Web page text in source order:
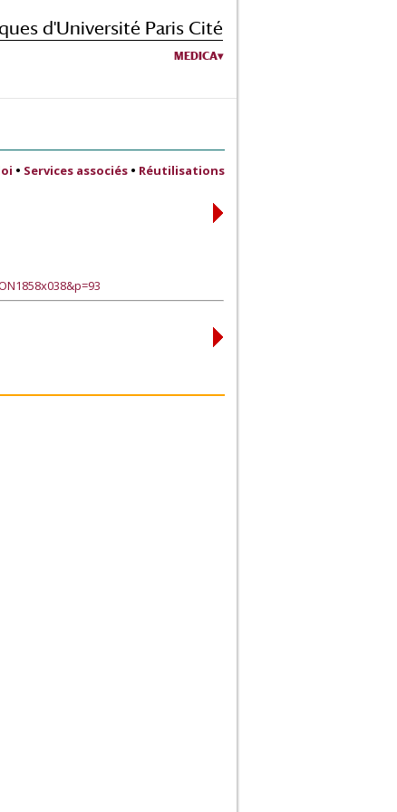
d'Université Paris Cité
MEDICA
• Services associés • Réutilisations